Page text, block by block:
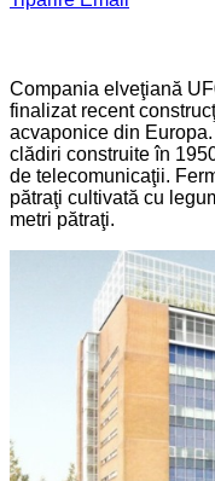
Compania elveţiană
finalizat recent
acvaponice din
clădiri construite în
de telecomunicaţii.
pătraţi cultivată cu
metri pătraţi.